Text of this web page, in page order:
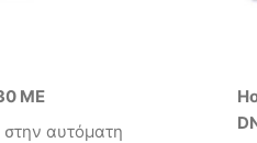
ME
αυτόματη